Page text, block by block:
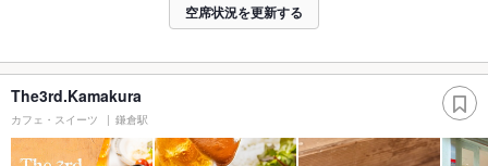
空席状況を更新する
The3rd.Kamakura
カフェ・スイーツ 鎌倉駅